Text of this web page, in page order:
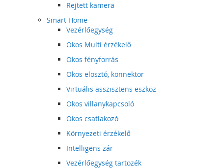
Rejtett kamera
Smart Home
Vezérlőegység
Okos Multi érzékelő
Okos fényforrás
Okos elosztó, konnektor
Virtuális asszisztens eszköz
Okos villanykapcsoló
Okos csatlakozó
Környezeti érzékelő
Intelligens zár
Vezérlőegység tartozék